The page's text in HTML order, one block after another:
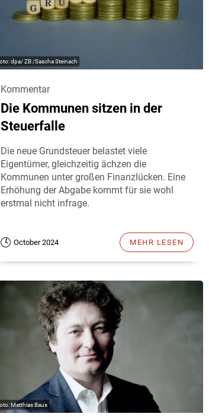
dpa/ ZB /Sascha Steinach
Kommentar
Die Kommunen sitzen in der
Steuerfalle
Die neue Grundsteuer belastet viele
Eigentümer, gleichzeitig ächzen die
Kommunen unter großen Finanzlücken. Eine
Erhöhung der Abgabe kommt für sie wohl
erstmal nicht infrage.
October 2024 MEHR LESEN
Matthias Baus